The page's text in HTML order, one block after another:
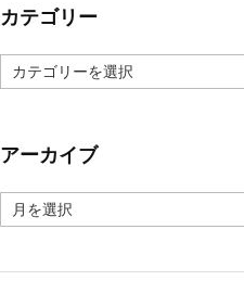
カテゴリー
テ
ー
アーカイブ
ー